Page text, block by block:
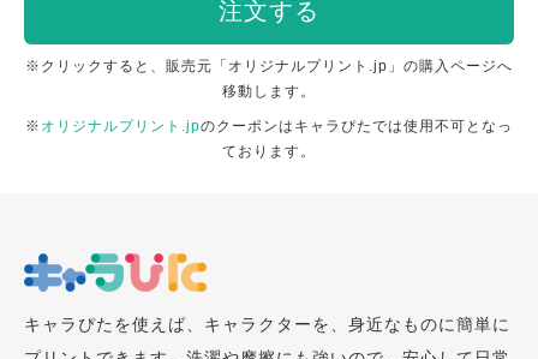
注文する
※クリックすると、販売元「オリジナルプリント.jp」の購入ページへ
移動します。
※ オリジナルプリント.jpのクーポンはキャラぴたでは使用不可となっ
ております。
キャラぴたを使えば、キャラクターを、身近なものに簡単に